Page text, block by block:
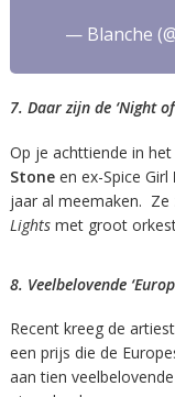
— Blanche
7. Daar zijn de ‘Night
Op je achttiende in
Stone en ex-Spice Girl
jaar al meemaken. Ze
Lightsmet groot
8. Veelbelovende
Recent kreeg de
een prijs die de
aan tien